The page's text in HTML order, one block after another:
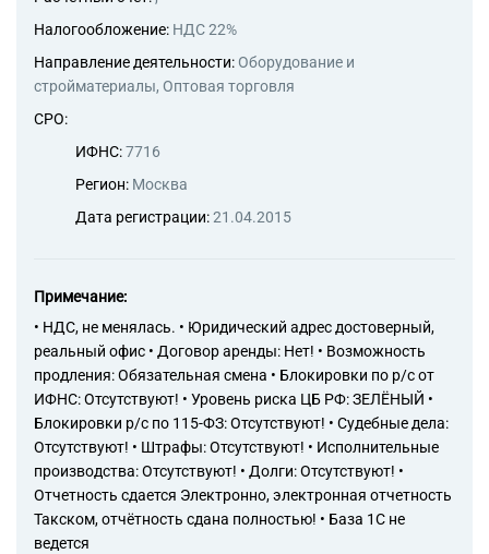
Налогообложение: НДС 22%
Направление деятельности: Оборудование и
стройматериалы, Оптовая торговля
СРО:
ИФНС:7716
Регион: Москва
Дата регистрации:21.04.2015
Примечание:
• НДС, не менялась. • Юридический адрес достоверный,
реальный офис • Договор аренды: Нет! • Возможность
продления: Обязательная смена • Блокировки по р/с от
ИФНС: Отсутствуют! • Уровень риска ЦБ РФ: ЗЕЛЁНЫЙ •
Блокировки р/с по 115-ФЗ: Отсутствуют! • Судебные дела:
Отсутствуют! • Штрафы: Отсутствуют! • Исполнительные
производства: Отсутствуют! • Долги: Отсутствуют! •
Отчетность сдается Электронно, электронная отчетность
Такском, отчётность сдана полностью! • База 1С не
ведется